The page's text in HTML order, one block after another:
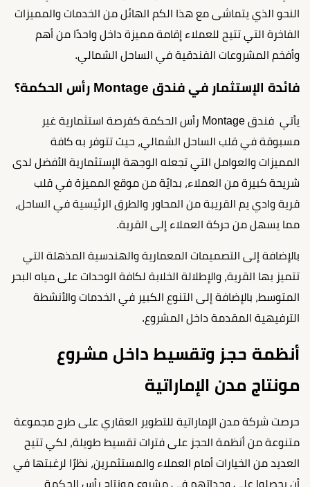
النحو الذي يتماشى مع هذا الكم الهائل من الخدمات والمميزات
الفاخرة التي تتيح للعملاء إقامة مميزة داخل واحدًا من أهم
وأفخم المشروعات الفندقية في الساحل الشمالي.
فائدة الإستثمار في فندق Montage رأس الحكمة؟
يأتي فندق Montage رأس الحكمة كفرصة استثمارية غير
مسبوقة في قلب الساحل الشمالي، حيث تتوفر به كافة
المميزات والعوامل التي تجعله الوجهة الإستثمارية الأفضل لدى
شريحة كبيرة من العملاء، بدايًة من موقع المميزة في قلب
قرية وادي يم القريبة من المحاور والطرق الرئيسية في الساحل،
مما يسهل من حركة العملاء إلى القرية.
بالإضافة إلى التصميمات المعمارية والهندسية المذهلة التي
تتميز بها القرية، والإطلالة الخلابة لكافة الوحدات على مياه البحر
المتوسط، بالإضافة إلى التنوع الكبير في الخدمات والأنشطة
الترفيهية المقدمة داخل المشروع.
أنظمة حجز وتقسيط داخل مشروع
مونتاج مدن الإماراتية
حرصت شركة مدن الإماراتية للتطوير العقاري على طرح مجموعة
متنوعة من أنظمة الحجز على فترات تقسيط طويلة، لكي تتيح
العديد من الخيارات أمام العملاء والمستثمرين، نظرًا لرغبتها في
أن يحصلوا على وحداتهم في مشروع مونتاج رأس الحكمة